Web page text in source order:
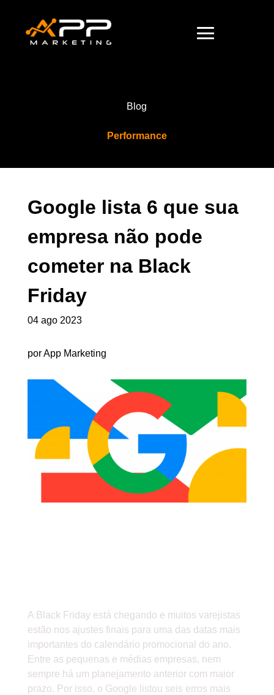
Blog
Performance
Google lista 6 que sua
empresa não pode
cometer na Black
Friday
04 ago 2023
por App Marketing
A Black Friday está chegando e muitos varejistas
estão nos ajustes finais para uma das datas mais
importantes do calendário promocional do ano.
Entre as pequenas e médias empresas, nem
sempre há um planejamento anterior com maior
prazo. Por isso, o Google listou seis erros mais